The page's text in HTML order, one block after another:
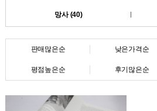
망사 (40)
판매많은순 낮은가격순
평점높은순 후기많은순